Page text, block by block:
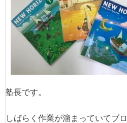
塾長です。
しばらく作業が溜まっていてブ